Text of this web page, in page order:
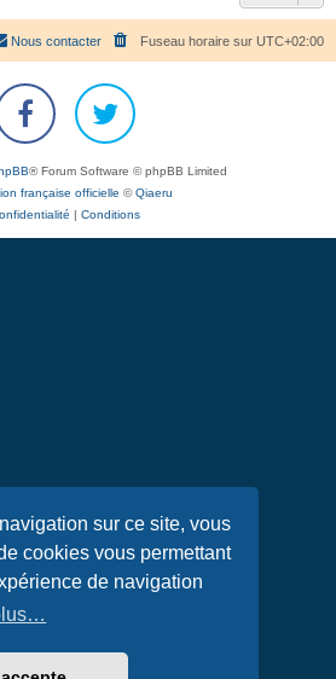
sur ce site, vous
cookies vous permettant
de navigation
e
r
Fuseau horaire sur UTC+02:00
Nous contacter
® Forum Software © phpBB Limited
française officielle ©Qiaeru
| Conditions